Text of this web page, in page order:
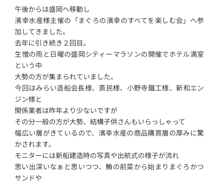
午後からは盛岡へ移動し
濱幸水産様主催の「まぐろの濱幸のすべてを楽しむ会」へ参
加してきました。
去年に引き続き２回目。
生憎の雨と日曜の盛岡シティーマラソンの開催でホテル満室
という中
大勢の方が集まられていました。
今回はみらい造船会長様、斎民様、小野寺鐵工様、新和エン
ジン様と
関係業者は昨年より少ないですが
その分一般の方が大勢、結構子供さんもいらっしゃって
幅広い層がきているので、濱幸水産の商品購買層の厚みに驚
かされます。
モニターには新船建造時の写真や出航式の様子が流れ
思い出深いなぁと思いつつ、鮪の前菜から始まりまぐろかつ
サンドや